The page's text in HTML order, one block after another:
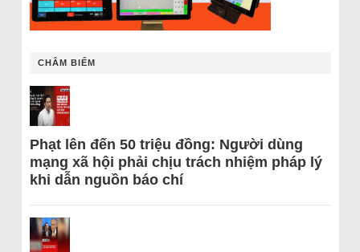
CHÂM BIẾM
Phạt lên đến 50 triệu đồng: Người dùng
mạng xã hội phải chịu trách nhiệm pháp lý
khi dẫn nguồn báo chí